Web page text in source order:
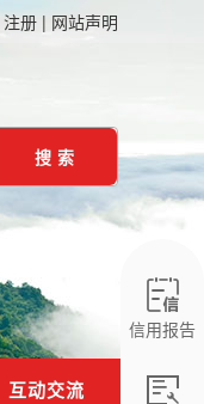
注册 | 网站声明
搜索
互动交流
信用报告